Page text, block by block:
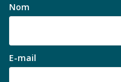
Nom
E-mail